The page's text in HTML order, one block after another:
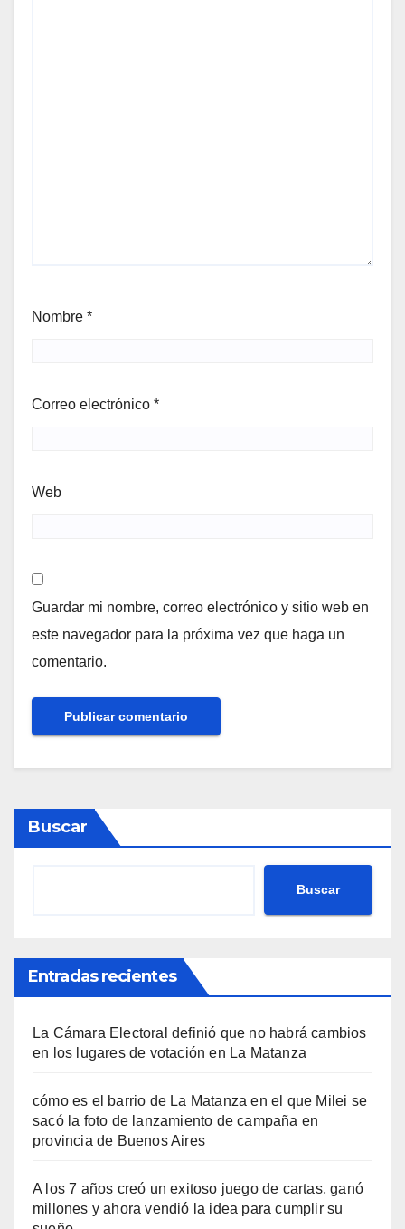
Nombre *
Correo electrónico *
Web
Guardar mi nombre, correo electrónico y sitio web en
este navegador para la próxima vez que haga un
comentario.
Buscar
Buscar
Entradas recientes
La Cámara Electoral definió que no habrá cambios
en los lugares de votación en La Matanza
cómo es el barrio de La Matanza en el que Milei se
sacó la foto de lanzamiento de campaña en
provincia de Buenos Aires
A los 7 años creó un exitoso juego de cartas, ganó
millones y ahora vendió la idea para cumplir su